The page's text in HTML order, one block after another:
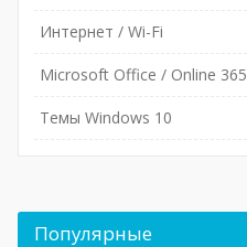
Интернет / Wi-Fi
Microsoft Office / Online 365
Темы Windows 10
Популярные